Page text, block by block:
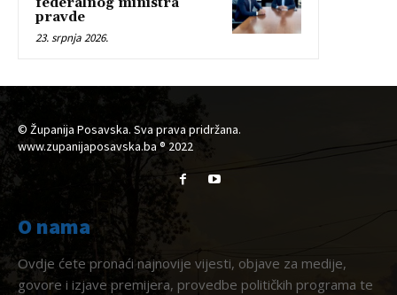
pravde
23. srpnja 2026.
© Županija Posavska. Sva prava pridržana.
www.zupanijaposavska.ba ® 2022
O nama
Ovdje ćete pronaći najnovije vijesti, objave za medije,
govore i izjave premijera, provedbe političkih programa te